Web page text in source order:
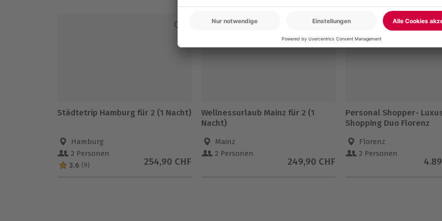
Städtetrip Hamburg für 2 (1 Nacht)
Hamburg
2 Personen
3.6 (9) 254,90 CHF
Wellnessurlaub Mainz für 2 (1
Nacht)
Mainz
2 Personen
249,90 CHF
Personal Shopper-
Shopping Duo Florenz
Florenz
2 Personen